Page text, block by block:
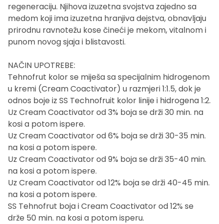
regeneraciju. Njihova izuzetna svojstva zajedno sa
medom koji ima izuzetna hranjiva dejstva, obnavljaju
prirodnu ravnotežu kose čineći je mekom, vitalnom i
punom novog sjaja i blistavosti.
NAČIN UPOTREBE:
Tehnofrut kolor se miješa sa specijalnim hidrogenom
u kremi (Cream Coactivator) u razmjeri 1:1.5, dok je
odnos boje iz SS Technofruit kolor linije i hidrogena 1:2.
Uz Cream Coactivator od 3% boja se drži 30 min. na
kosi a potom ispere.
Uz Cream Coactivator od 6% boja se drži 30-35 min.
na kosi a potom ispere.
Uz Cream Coactivator od 9% boja se drži 35-40 min.
na kosi a potom ispere.
Uz Cream Coactivator od 12% boja se drži 40-45 min.
na kosi a potom ispere.
SS Tehnofrut boja i Cream Coactivator od 12% se
drže 50 min. na kosi a potom isperu.